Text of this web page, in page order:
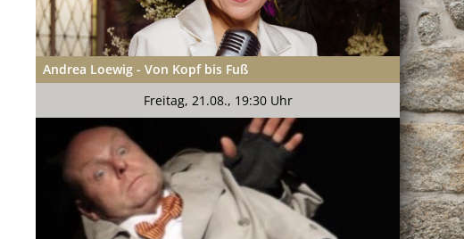
Andrea Loewig - Von Kopf bis Fuß
Freitag, 21.08., 19:30 Uhr